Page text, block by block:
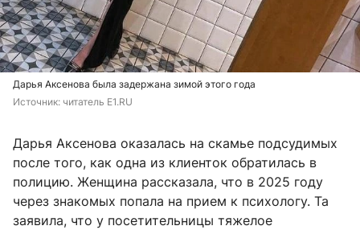
Дарья Аксенова была задержана зимой этого года
Источник: читатель Е1.RU
Дарья Аксенова оказалась на скамье подсудимых
после того, как одна из клиенток обратилась в
полицию. Женщина рассказала, что в 2025 году
через знакомых попала на прием к психологу. Та
заявила, что у посетительницы тяжелое